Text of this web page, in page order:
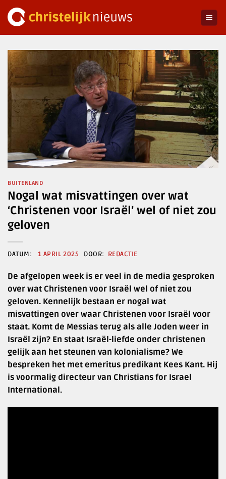
naar
BUITENLAND
Nogal wat misvattingen over wat
‘Christenen voor Israël’ wel of niet zou
geloven
1 APRIL 2025 REDACTIE
De afgelopen week is er veel in de media gesproken
over wat Christenen voor Israël wel of niet zou
geloven. Kennelijk bestaan er nogal wat
misvattingen over waar Christenen voor Israël voor
staat. Komt de Messias terug als alle Joden weer in
Israël zijn? En staat Israël-liefde onder christenen
gelijk aan het steunen van kolonialisme? We
bespreken het met emeritus predikant Kees Kant. Hij
is voormalig directeur van Christians for Israel
International.